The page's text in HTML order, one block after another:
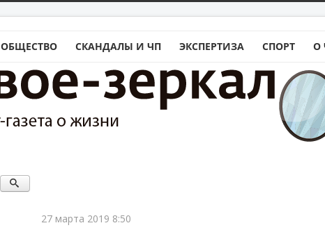
ОБЩЕСТВО СКАНДАЛЫ И ЧП ЭКСПЕРТИЗА СПОРТ О
27 марта 2019 8:50